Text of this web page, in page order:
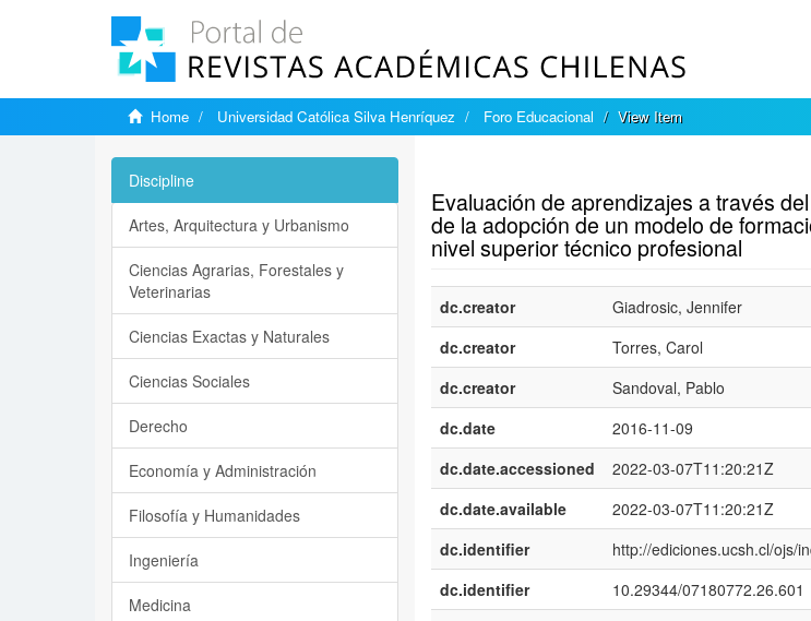
Home Universidad Católica Silva Henríquez Foro Educacional View Item
Evaluación de aprendizajes a través
de la adopción de un modelo de
nivel superior técnico profesional
dc.creator
Giadrosic, Jennifer
dc.creator
Torres, Carol
dc.creator
Sandoval, Pablo
dc.date
2016-11-09
dc.date.accessioned
2022-03-07T11:20:21Z
dc.date.available
2022-03-07T11:20:21Z
dc.identifier
http://ediciones.ucsh.cl/ojs/
dc.identifier
10.29344/07180772.26.601
Discipline
Artes, Arquitectura y Urbanismo
Ciencias Agrarias, Forestales y
Veterinarias
Ciencias Exactas y Naturales
Ciencias Sociales
Derecho
Economía y Administración
Filosofía y Humanidades
Ingeniería
Medicina